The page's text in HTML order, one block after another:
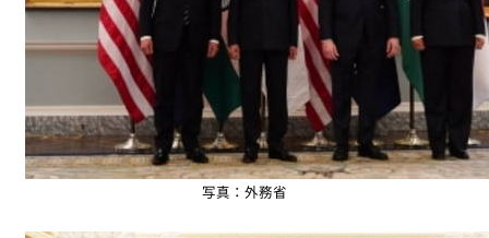
写真：外務省